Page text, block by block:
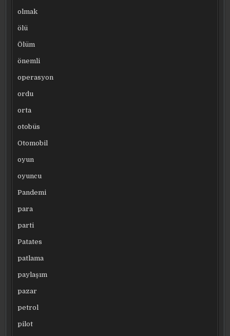
olmak
ölü
Ölüm
önemli
operasyon
ordu
orta
otobüs
Otomobil
oyun
oyuncu
Pandemi
para
parti
Patates
patlama
paylaşım
pazar
petrol
pilot